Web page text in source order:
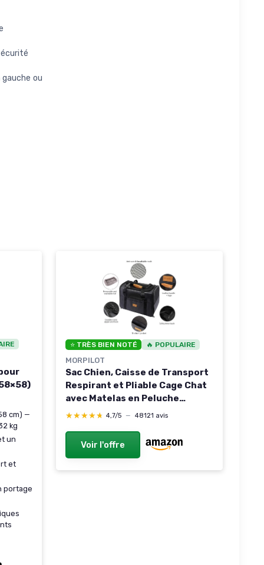
ou
cm) —
kg
un
et
portage
⭐ TRÈS BIEN NOTÉ 🔥 POPULAIRE
MORPILOT
Sac Chien, Caisse de Transport
Respirant et Pliable Cage Chat
avec Matelas en Peluche
Amovible + Bol (47 * 32 * 36 cm)
★★★★★
★★★★★ 4,7/5 — 48121 avis
Voir l'offre